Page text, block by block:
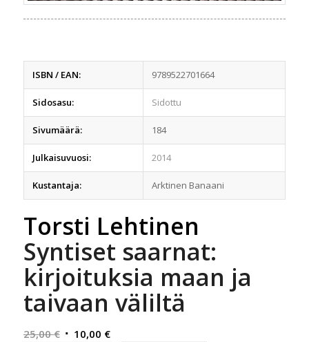
ISBN / EAN: 9789522701664
Sidosasu: Sidottu
Sivumäärä: 184
Julkaisuvuosi: 2014
Kustantaja: Arktinen Banaani
Torsti Lehtinen
Syntiset saarnat:
kirjoituksia maan ja
taivaan väliltä
25,00€ Alkuperäinen
10,00 €Nykyinen